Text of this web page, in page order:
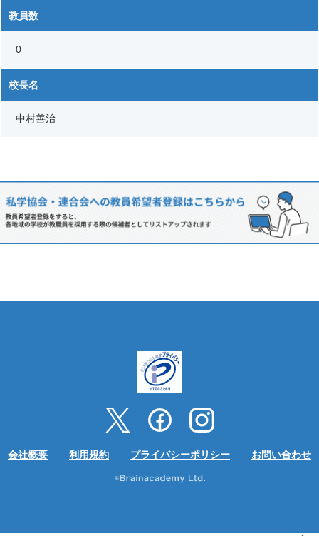
教員数
0
校長名
中村善治
会社概要 利用規約 プライバシーポリシー お問い合わせ